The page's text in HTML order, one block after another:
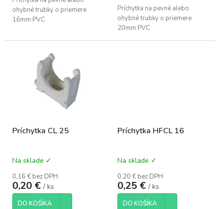
ohybné trubky o priemere
16mm PVC
Príchytka na pevné alebo
ohybné trubky o priemere
20mm PVC
Príchytka CL 25
Na sklade ✓
0,16 € bez DPH
0,20 € / ks
DO KOŠÍKA
Príchytka HFCL 16
Na sklade ✓
0,20 € bez DPH
0,25 € / ks
DO KOŠÍKA